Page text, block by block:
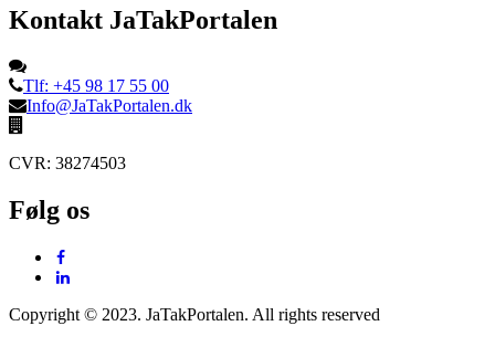
Kontakt JaTakPortalen
Tlf: +45 98 17 55 00
Info@JaTakPortalen.dk
CVR: 38274503
Følg os
Copyright © 2023. JaTakPortalen. All rights reserved